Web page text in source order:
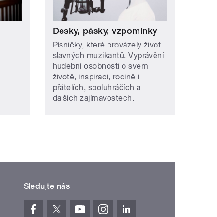
Desky, pásky, vzpomínky
Písničky, které provázely život
slavných muzikantů. Vyprávění
hudební osobnosti o svém
životě, inspiraci, rodině i
přátelích, spoluhráčích a
dalších zajímavostech.
Sledujte nás